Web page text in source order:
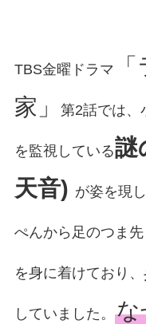
TBS金曜ドラマ
家」
第2話では、
を監視している謎
天音) が姿を現
ぺんから足のつま
を身に着けており、
していました。 な